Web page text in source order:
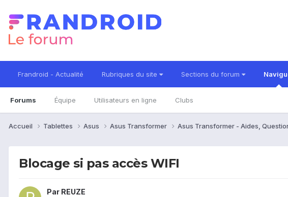
Frandroid - Actualité Rubriques du site Sections du forum
Forums Équipe Utilisateurs en ligne Clubs
Accueil Tablettes Asus Asus Transformer Asus Transformer - Aides,
Blocage si pas accès WIFI
Par REUZE